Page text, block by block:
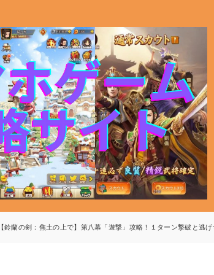
【鈴蘭の剣：焦土の上で】第八幕「遊撃」攻略！１ターン撃破と逃